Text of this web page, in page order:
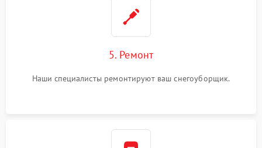
5. Ремонт
Наши специалисты ремонтируют ваш снегоуборщик.